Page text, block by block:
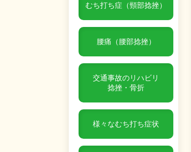
むち打ち症（頸部捻挫）
腰痛（腰部捻挫）
交通事故のリハビリ
捻挫・骨折
様々なむち打ち症状